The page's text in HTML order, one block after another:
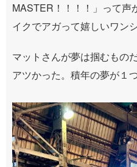
MASTER！！！！」って声
イクでアガって嬉しいワン
マットさんが夢は掴むもの
アツかった。積年の夢が１